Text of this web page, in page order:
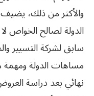
والأكثر من ذلك، يضيف
الدولة لصالح الخواص
سابق لشركة التسيير
مساهات الدولة
نهائي بعد دراسة